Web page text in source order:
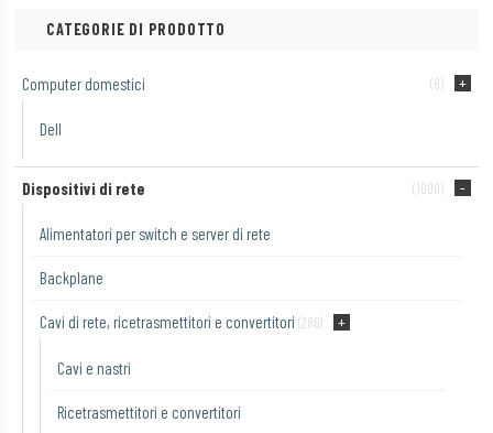
CATEGORIE DI PRODOTTO
Computer domestici (8)
Dell
Dispositivi di rete (1000)
Alimentatori per switch e server di rete
Backplane
Cavi di rete, ricetrasmettitori e convertitori (286)
Cavi e nastri
Ricetrasmettitori e convertitori